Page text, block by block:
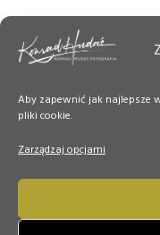
Aby zapewnić jak najlepsze
pliki cookie.
Zarządzaj opcjami